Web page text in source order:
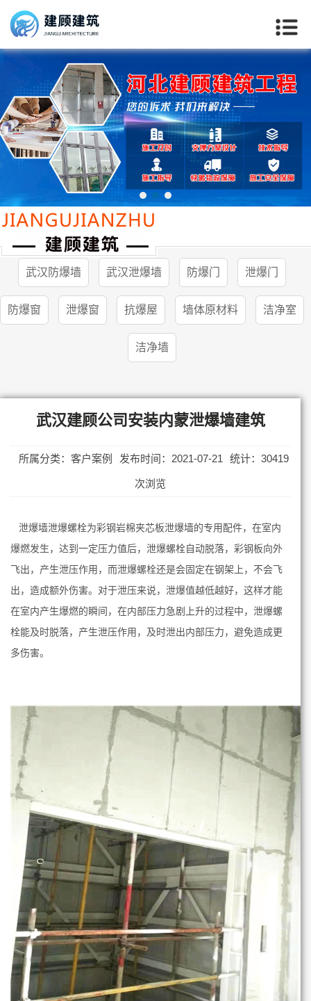
当前位置：首页>> 武汉客户案例
武汉防爆墙 武汉泄爆墙 防爆门 泄爆门
防爆窗 泄爆窗 抗爆屋 墙体原材料 洁净室
洁净墙
武汉建顾公司安装内蒙泄爆墙建筑
所属分类：客户案例 发布时间：2021-07-21 统计：30419
次浏览
泄爆墙泄爆螺栓为彩钢岩棉夹芯板泄爆墙的专用配件，在室内
爆燃发生，达到一定压力值后，泄爆螺栓自动脱落，彩钢板向外
飞出，产生泄压作用，而泄爆螺栓还是会固定在钢架上，不会飞
出，造成额外伤害。对于泄压来说，泄爆值越低越好，这样才能
在室内产生爆燃的瞬间，在内部压力急剧上升的过程中，泄爆螺
栓能及时脱落，产生泄压作用，及时泄出内部压力，避免造成更
多伤害。